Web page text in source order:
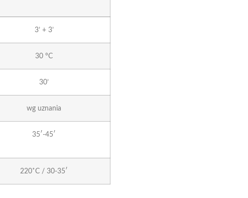
3’ + 3’
30 °C
30’
wg uznania
35′-45′
220˚C / 30-35′